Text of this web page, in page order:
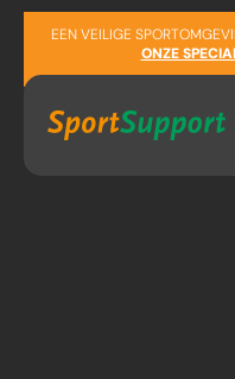
Sla navigatie over
EEN VEILIGE
ONZE